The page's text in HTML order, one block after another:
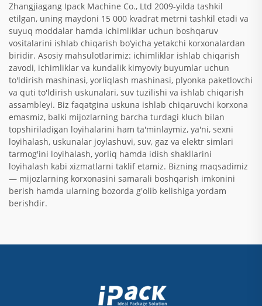
Zhangjiagang Ipack Machine Co., Ltd 2009-yilda tashkil
etilgan, uning maydoni 15 000 kvadrat metrni tashkil etadi va
suyuq moddalar hamda ichimliklar uchun boshqaruv
vositalarini ishlab chiqarish bo‘yicha yetakchi korxonalardan
biridir. Asosiy mahsulotlarimiz: ichimliklar ishlab chiqarish
zavodi, ichimliklar va kundalik kimyoviy buyumlar uchun
to'ldirish mashinasi, yorliqlash mashinasi, plyonka paketlovchi
va quti to'ldirish uskunalari, suv tuzilishi va ishlab chiqarish
assambleyi. Biz faqatgina uskuna ishlab chiqaruvchi korxona
emasmiz, balki mijozlarning barcha turdagi kluch bilan
topshiriladigan loyihalarini ham ta'minlaymiz, ya'ni, sexni
loyihalash, uskunalar joylashuvi, suv, gaz va elektr simlari
tarmog'ini loyihalash, yorliq hamda idish shakllarini
loyihalash kabi xizmatlarni taklif etamiz. Bizning maqsadimiz
— mijozlarning korxonasini samarali boshqarish imkonini
berish hamda ularning bozorda g'olib kelishiga yordam
berishdir.